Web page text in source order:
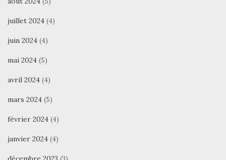
juillet 2024 (4)
juin 2024 (4)
mai 2024 (5)
avril 2024 (4)
mars 2024 (5)
février 2024 (4)
janvier 2024 (4)